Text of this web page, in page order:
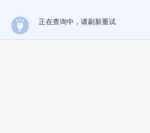
正在查询中，请刷新重试